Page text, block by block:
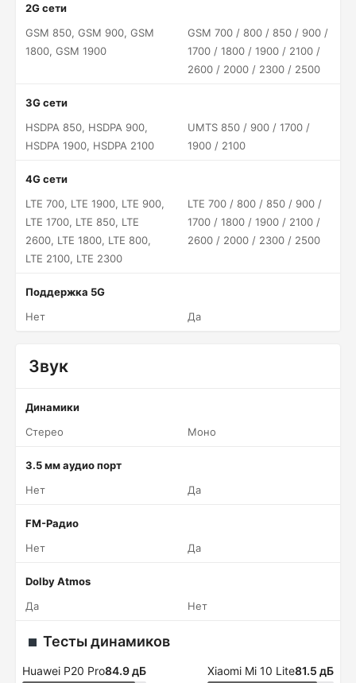
2G сети
GSM 850, GSM 900, GSM
1800, GSM 1900
GSM 700 / 800 / 850 / 900 /
1700 / 1800 / 1900 / 2100 /
2600 / 2000 / 2300 / 2500
3G сети
HSDPA 850, HSDPA 900,
HSDPA 1900, HSDPA 2100
UMTS 850 / 900 / 1700 /
1900 / 2100
4G сети
LTE 700, LTE 1900, LTE 900,
LTE 1700, LTE 850, LTE
2600, LTE 1800, LTE 800,
LTE 2100, LTE 2300
LTE 700 / 800 / 850 / 900 /
1700 / 1800 / 1900 / 2100 /
2600 / 2000 / 2300 / 2500
Поддержка 5G
Нет
Да
Звук
Динамики
Стерео
Моно
3.5 мм аудио порт
Нет
Да
FM-Радио
Нет
Да
Dolby Atmos
Да
Нет
Тесты динамиков
Huawei P20 Pro84.9 дБ Xiaomi Mi 10 Lite81.5 дБ